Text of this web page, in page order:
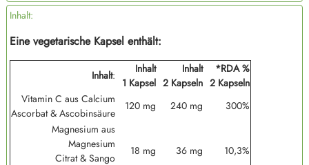
Inhalt:
Eine vegetarische Kapsel enthält:
Inhalt:
Inhalt
1 Kapsel
Inhalt
2 Kapseln
*RDA %
2 Kapseln
Vitamin C aus Calcium
Ascorbat & Ascobinsäure
120 mg 240 mg
300%
Magnesium aus
Magnesium
Citrat & Sango
18 mg 36 mg 10,3%